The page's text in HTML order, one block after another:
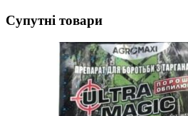
Супутні товари